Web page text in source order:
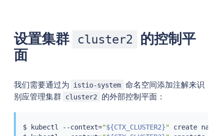
设置集群 cluster2
的控制平
面
我们需要通过为 istio-system 命名空间添加注解来识
别应管理集群 cluster2 的外部控制平面：
$ kubectl --context="${CTX_CLUSTER2}" create